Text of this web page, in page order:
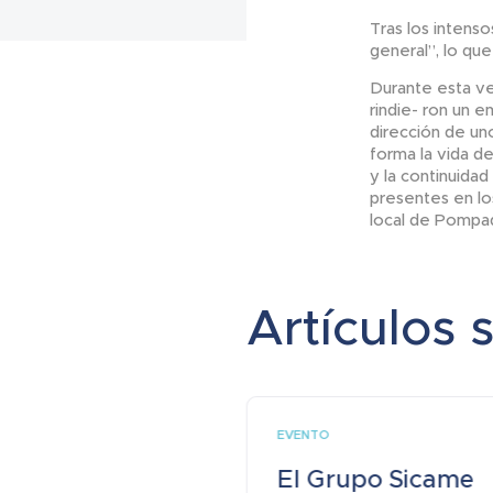
Tras los
general”, lo
Durante esta
rindie- ron un
dirección de
forma la vida
y la
presentes en
local de
Artículos
EVENTO
El Grupo Sicame